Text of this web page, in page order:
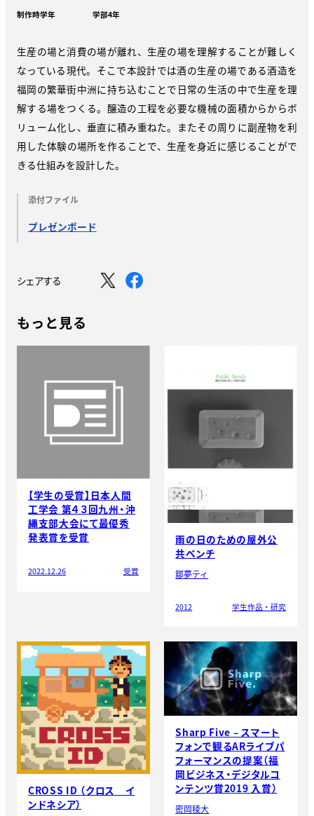
制作時学年 学部4年
生産の場と消費の場が離れ、生産の場を理解することが難しく
なっている現代。そこで本設計では酒の生産の場である酒造を
福岡の繁華街中洲に持ち込むことで日常の生活の中で生産を理
解する場をつくる。醸造の工程を必要な機械の面積からからボ
リューム化し、垂直に積み重ねた。またその周りに副産物を利
用した体験の場所を作ることで、生産を身近に感じることがで
きる仕組みを設計した。
添付ファイル
プレゼンボード
シェアする
もっと見る
【学生の受賞】日本人間
工学会 第４３回九州・沖
縄支部大会にて最優秀
発表賞を受賞
2022.12.26 受賞
雨の日のための屋外公
共ベンチ
鄒夢ティ
2012 学生作品・研究
CROSS ID （クロス イ
ンドネシア）
Sharp Five – スマート
フォンで観るARライブパ
フォーマンスの提案（福
岡ビジネス・デジタルコ
ンテンツ賞2019 入賞）
密岡稜大